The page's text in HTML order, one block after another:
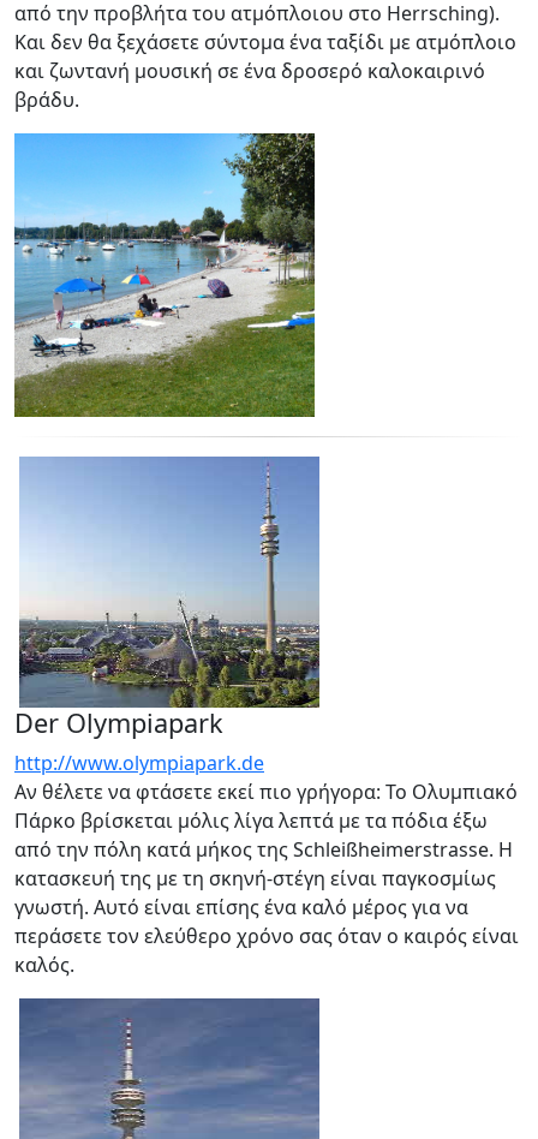
από την προβλήτα του ατμόπλοιου στο Herrsching).
Και δεν θα ξεχάσετε σύντομα ένα ταξίδι με ατμόπλοιο
και ζωντανή μουσική σε ένα δροσερό καλοκαιρινό
βράδυ.
Der Olympiapark
http://www.olympiapark.de
Αν θέλετε να φτάσετε εκεί πιο γρήγορα: Το Ολυμπιακό
Πάρκο βρίσκεται μόλις λίγα λεπτά με τα πόδια έξω
από την πόλη κατά μήκος της Schleißheimerstrasse. Η
κατασκευή της με τη σκηνή-στέγη είναι παγκοσμίως
γνωστή. Αυτό είναι επίσης ένα καλό μέρος για να
περάσετε τον ελεύθερο χρόνο σας όταν ο καιρός είναι
καλός.